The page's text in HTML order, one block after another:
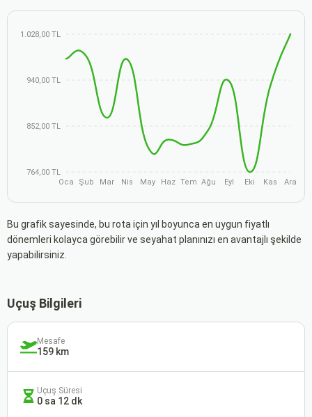
1.028,00 TL
940,00 TL
852,00 TL
764,00 TL
Oca
Şub Mar Nis May Haz Tem Ağu Eyl Eki Kas Ara
Bu grafik sayesinde, bu rota için yıl boyunca en uygun fiyatlı
dönemleri kolayca görebilir ve seyahat planınızı en avantajlı şekilde
yapabilirsiniz.
Uçuş Bilgileri
Mesafe
159 km
Uçuş Süresi
0 sa 12 dk